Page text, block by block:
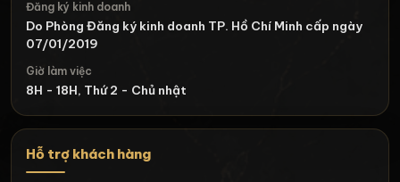
Đăng ký kinh doanh
Do Phòng Đăng ký kinh doanh TP. Hồ Chí Minh cấp ngày
07/01/2019
Giờ làm việc
8H - 18H, Thứ 2 - Chủ nhật
Hỗ trợ khách hàng